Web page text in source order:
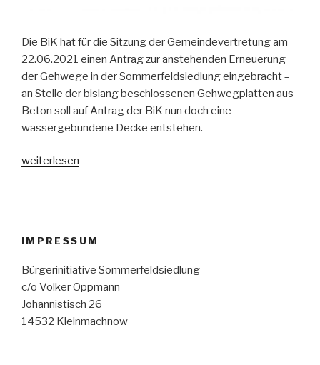
Die BiK hat für die Sitzung der Gemeindevertretung am
22.06.2021 einen Antrag zur anstehenden Erneuerung
der Gehwege in der Sommerfeldsiedlung eingebracht –
an Stelle der bislang beschlossenen Gehwegplatten aus
Beton soll auf Antrag der BiK nun doch eine
wassergebundene Decke entstehen.
„BiK-
der
Sommerfeldsiedlung“
weiterlesen
IMPRESSUM
Bürgerinitiative Sommerfeldsiedlung
c/o Volker Oppmann
Johannistisch 26
14532 Kleinmachnow